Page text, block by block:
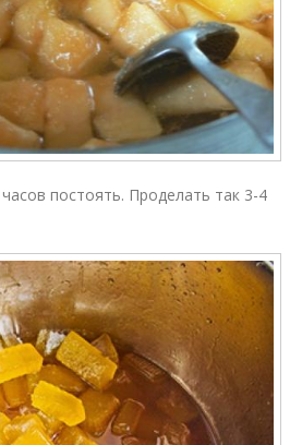
постоять. Проделать так 3-4